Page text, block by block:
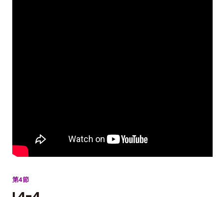
第4節